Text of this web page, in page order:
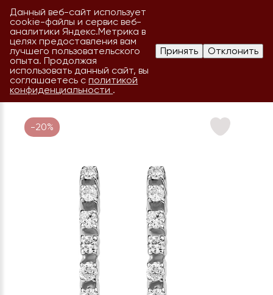
-20%
Данный веб-сайт использует
cookie-файлы и сервис веб-
аналитики Яндекс.Метрика в
целях предоставления вам
лучшего пользовательского
опыта. Продолжая
использовать данный сайт, вы
соглашаетесь сполитикой
конфиденциальности .
Принять Отклонить